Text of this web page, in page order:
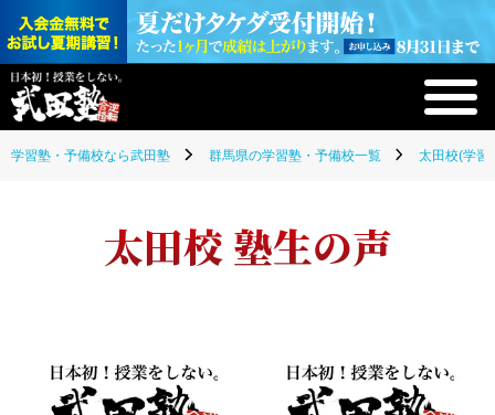
学習塾・予備校なら武田塾 群馬県の学習塾・予備校一覧 太田校(学習
太田校 塾生の声